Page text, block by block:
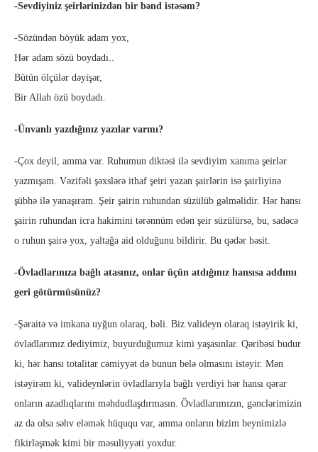
-Sevdiyiniz şeirlərinizdən bir bənd istəsəm?
-Sözündən böyük adam yox,
Hər adam sözü boydadı..
Bütün ölçülər dəyişər,
Bir Allah özü boydadı.
-Ünvanlı yazdığınız yazılar varmı?
-Çox deyil, amma var. Ruhumun diktəsi ilə sevdiyim xanıma şeirlər
yazmışam. Vəzifəli şəxslərə ithaf şeiri yazan şairlərin isə şairliyinə
şübhə ilə yanaşıram. Şeir şairin ruhundan süzülüb gəlməlidir. Hər hansı
şairin ruhundan icra hakimini tərənnüm edən şeir süzülürsə, bu, sadəcə
o ruhun şairə yox, yaltağa aid olduğunu bildirir. Bu qədər bəsit.
-Övladlarınıza bağlı atasınız, onlar üçün atdığınız hansısa addımı
geri götürmüsünüz?
-Şəraitə və imkana uyğun olaraq, bəli. Biz valideyn olaraq istəyirik ki,
övladlarımız dediyimiz, buyurduğumuz kimi yaşasınlar. Qəribəsi budur
ki, hər hansı totalitar cəmiyyət də bunun belə olmasını istəyir. Mən
istəyirəm ki, valideynlərin övladlarıyla bağlı verdiyi hər hansı qərar
onların azadlıqlarını məhdudlaşdırmasın. Övladlarımızın, gənclərimizin
az da olsa səhv eləmək hüququ var, amma onların bizim beynimizlə
fikirləşmək kimi bir məsuliyyəti yoxdur.